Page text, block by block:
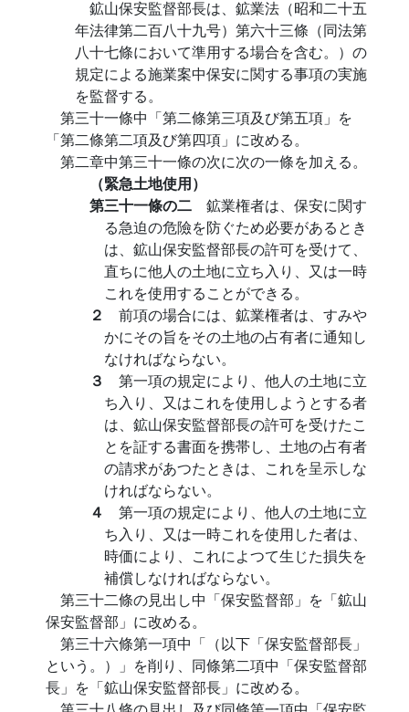
鉱山保安監督部長は、鉱業法（昭和二十五
年法律第二百八十九号）第六十三條（同法第
八十七條において準用する場合を含む。）の
規定による施業案中保安に関する事項の実施
を監督する。
第三十一條中「第二條第三項及び第五項」を
「第二條第二項及び第四項」に改める。
第二章中第三十一條の次に次の一條を加える。
（緊急土地使用）
第三十一條の二 鉱業権者は、保安に関す
る急迫の危險を防ぐため必要があるとき
は、鉱山保安監督部長の許可を受けて、
直ちに他人の土地に立ち入り、又は一時
これを使用することができる。
２ 前項の場合には、鉱業権者は、すみや
かにその旨をその土地の占有者に通知し
なければならない。
３ 第一項の規定により、他人の土地に立
ち入り、又はこれを使用しようとする者
は、鉱山保安監督部長の許可を受けたこ
とを証する書面を携帯し、土地の占有者
の請求があつたときは、これを呈示しな
ければならない。
４ 第一項の規定により、他人の土地に立
ち入り、又は一時これを使用した者は、
時価により、これによつて生じた損失を
補償しなければならない。
第三十二條の見出し中「保安監督部」を「鉱山
保安監督部」に改める。
第三十六條第一項中「（以下「保安監督部長」
という。）」を削り、同條第二項中「保安監督部
長」を「鉱山保安監督部長」に改める。